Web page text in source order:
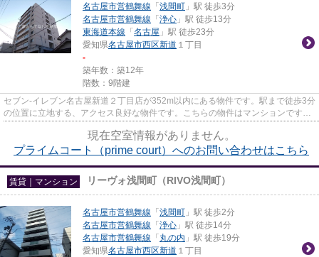
名古屋市営鶴舞線 「 浅間町 」駅 徒歩3分
名古屋市営鶴舞線 「 浄心 」駅 徒歩13分
東海道本線 「 名古屋 」駅 徒歩23分
愛知県名古屋市西区新道 １丁目
-
築年数：築12年
階数：9階建
セブン-イレブン名古屋新道２丁目店が352m以内にある物件です。駅まで徒歩3分
の位置に立地する、アクセス良好な物件です。こちらの物件はマンションです。
現在空室情報がありません。
プライムコート（prime court）へのお問い合わせはこちら
賃貸｜マンション リーヴォ浅間町（RIVO浅間町）
名古屋市営鶴舞線 「 浅間町 」駅 徒歩2分
名古屋市営鶴舞線 「 浄心 」駅 徒歩14分
名古屋市営鶴舞線 「 丸の内 」駅 徒歩19分
愛知県名古屋市西区新道 １丁目